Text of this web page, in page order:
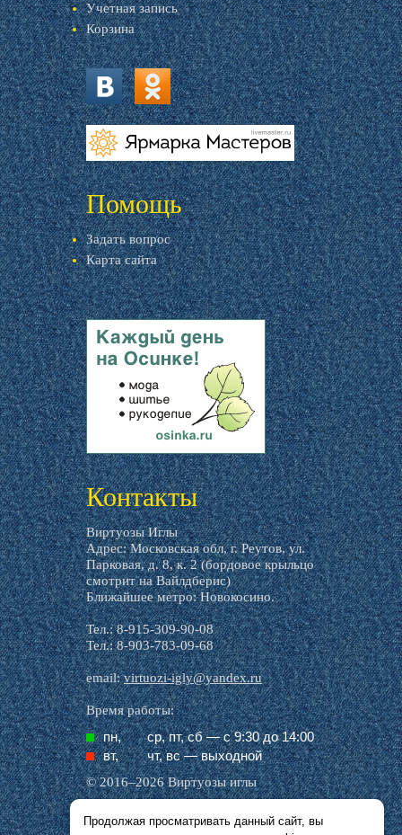
Учетная запись
Корзина
vk.com ok.ru
livemaster.ru
Помощь
Задать вопрос
Карта сайта
livemaster.ru
Контакты
Виртуозы Иглы
Адрес: Московская обл, г. Реутов, ул.
Парковая, д. 8, к. 2 (бордовое крыльцо
смотрит на Вайлдберис)
Ближайшее метро: Новокосино.
Тел.: 8-915-309-90-08
Тел.: 8-903-783-09-68
email:virtuozi-igly@yandex.ru
Время работы:
пн,
ср, пт, cб — с 9:30 до 14:00
вт,
чт, вс — выходной
© 2016–2026 Виртуозы иглы
Все названия производителей, символика и
Продолжая просматривать данный сайт, вы